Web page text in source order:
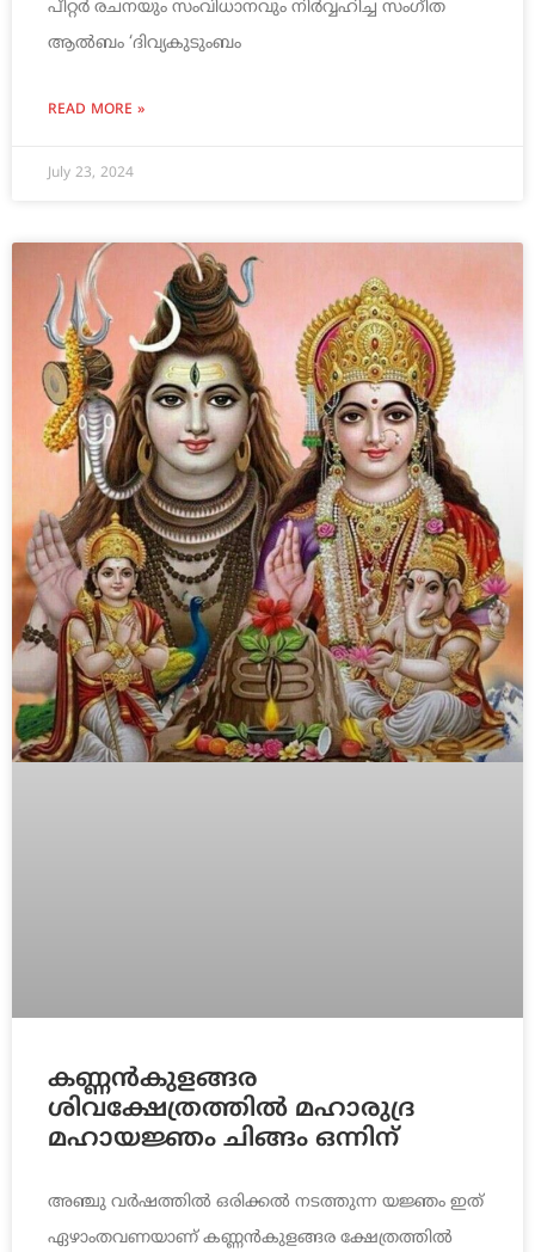
പീറ്റര്‍ രചനയും സംവിധാനവും നിര്‍വ്വഹിച്ച സംഗീത
ആല്‍ബം ‘ദിവ്യകുടുംബം
READ MORE »
July 23, 2024
കണ്ണന്‍കുളങ്ങര
ശിവക്ഷേത്രത്തില്‍ മഹാരുദ്ര
മഹായജ്ഞം ചിങ്ങം ഒന്നിന്
അഞ്ചു വര്‍ഷത്തില്‍ ഒരിക്കല്‍ നടത്തുന്ന യജ്ഞം ഇത്
ഏഴാംതവണയാണ് കണ്ണന്‍കുളങ്ങര ക്ഷേത്രത്തില്‍